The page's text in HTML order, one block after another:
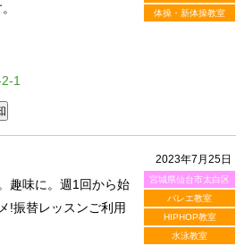
体操・新体操教室
1
2023年7月25日
宮城県仙台市太白区
バレエ教室
HIPHOP教室
水泳教室
趣味に。週1回から始
!振替レッスンご利用